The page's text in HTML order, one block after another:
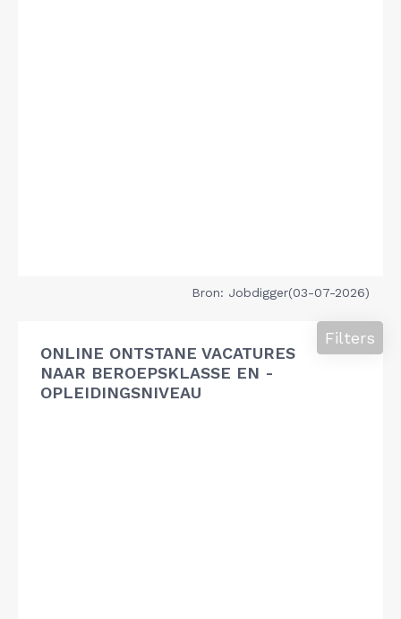
Bron: Jobdigger(03-07-2026)
ONLINE ONTSTANE VACATURES
NAAR BEROEPSKLASSE EN -
OPLEIDINGSNIVEAU
Filters